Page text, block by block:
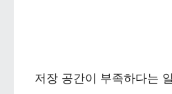
저장 공간이 부족하다는